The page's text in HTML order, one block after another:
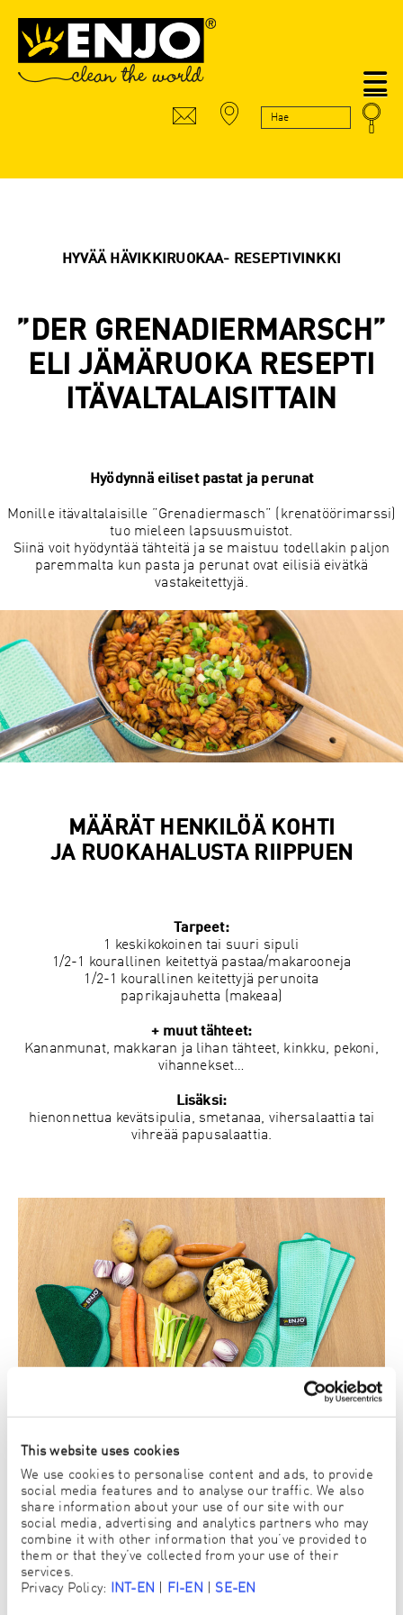
This website uses cookies
We use cookies to personalise content and ads, to provide
social media features and to analyse our traffic. We also
share information about your use of our site with our
social media, advertising and analytics partners who may
combine it with other information that you’ve provided to
them or that they’ve collected from your use of their
services.
Privacy Policy: INT-EN FI-EN SE-EN
HYVÄÄ HÄVIKKIRUOKAA- RESEPTIVINKKI
”DER GRENADIERMARSCH”
ELI JÄMÄRUOKA RESEPTI
ITÄVALTALAISITTAIN
Hyödynnä eiliset pastat ja perunat
Monille itävaltalaisille ”Grenadiermasch” (krenatöörimarssi)
tuo mieleen lapsuusmuistot.
Siinä voit hyödyntää tähteitä ja se maistuu todellakin paljon
paremmalta kun pasta ja perunat ovat eilisiä eivätkä
vastakeitettyjä.
MÄÄRÄT HENKILÖÄ KOHTI
JA RUOKAHALUSTA RIIPPUEN
Tarpeet:
1 keskikokoinen tai suuri sipuli
1/2-1 kourallinen keitettyä pastaa/makarooneja
1/2-1 kourallinen keitettyjä perunoita
paprikajauhetta (makeaa)
+ muut tähteet:
Kananmunat, makkaran ja lihan tähteet, kinkku, pekoni,
vihannekset…
Lisäksi:
hienonnettua kevätsipulia, smetanaa, vihersalaattia tai
vihreää papusalaattia.
OHJEET:
Hienonna sipulit ja kuullota voissa, kunnes ne ovat
kullanruskeita. Lisää esikypsennetyt, ohuiksi viipaloidut
perunat ja pasta ja paista. Mausta suolalla ja pippurilla